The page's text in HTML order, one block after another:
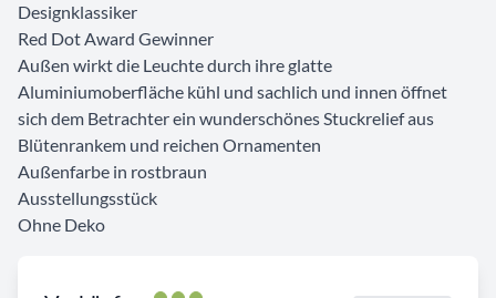
Designklassiker
Red Dot Award Gewinner
Außen wirkt die Leuchte durch ihre glatte
Aluminiumoberfläche kühl und sachlich und innen öffnet
sich dem Betrachter ein wunderschönes Stuckrelief aus
Blütenrankem und reichen Ornamenten
Außenfarbe in rostbraun
Ausstellungsstück
Ohne Deko